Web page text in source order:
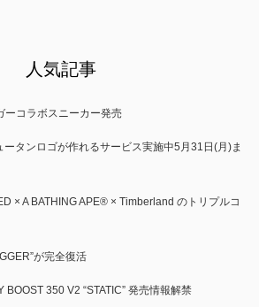
人気記事
ーコラボスニーカー発売
タンロゴが作れるサービス実施中5月31日(月)ま
× A BATHING APE® × Timberland のトリプルコ
が完全復活
BOOST 350 V2 “STATIC” 発売情報解禁